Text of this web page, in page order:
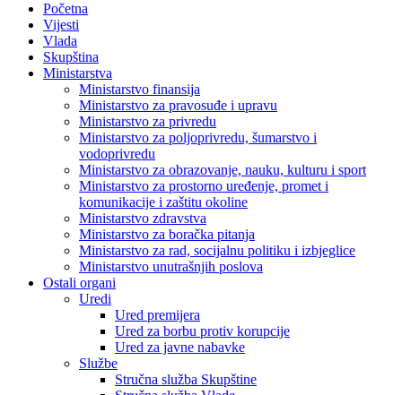
Početna
Vijesti
Vlada
Skupština
Ministarstva
Ministarstvo finansija
Ministarstvo za pravosuđe i upravu
Ministarstvo za privredu
Ministarstvo za poljoprivredu, šumarstvo i
vodoprivredu
Ministarstvo za obrazovanje, nauku, kulturu i sport
Ministarstvo za prostorno uređenje, promet i
komunikacije i zaštitu okoline
Ministarstvo zdravstva
Ministarstvo za boračka pitanja
Ministarstvo za rad, socijalnu politiku i izbjeglice
Ministarstvo unutrašnjih poslova
Ostali organi
Uredi
Ured premijera
Ured za borbu protiv korupcije
Ured za javne nabavke
Službe
Stručna služba Skupštine